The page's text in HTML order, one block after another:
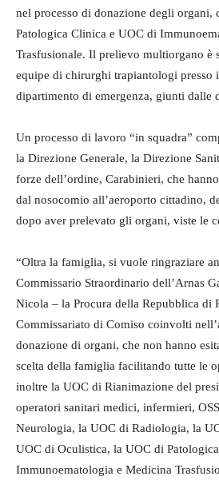
nel processo di donazione degli organi,
Patologica Clinica e UOC di
Trasfusionale. Il prelievo multiorgano è
equipe di chirurghi trapiantologi presso
dipartimento di emergenza, giunti dalle
Un processo di lavoro “in squadra”
la Direzione Generale, la Direzione
forze dell’ordine, Carabinieri, che
dal nosocomio all’aeroporto cittadino,
dopo aver prelevato gli organi, viste le
“Oltra la famiglia, si vuole ringraziare
Commissario Straordinario dell’Arnas
Nicola – la Procura della Repubblica di
Commissariato di Comiso coinvolti
donazione di organi, che non hanno
scelta della famiglia facilitando tutte le
inoltre la UOC di Rianimazione del
operatori sanitari medici, infermieri,
Neurologia, la UOC di Radiologia, la
UOC di Oculistica, la UOC di
Immunoematologia e Medicina